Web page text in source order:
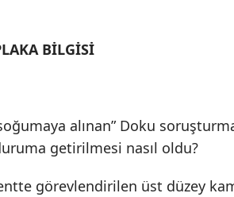
BİLGİSİ
alınan” Doku
getirilmesi nasıl oldu?
görevlendirilen üst düzey